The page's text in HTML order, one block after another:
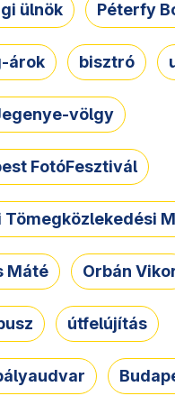
ülnök Péterfy
árok bisztró
völgy
FotóFesztivál
Tömegközlekedési
Máté Orbán
útfelújítás